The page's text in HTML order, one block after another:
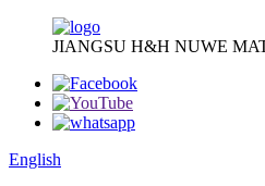
JIANGSU H&H NUWE
English